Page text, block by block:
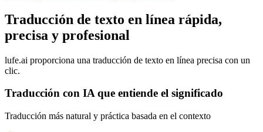
Traducción de texto en línea rápida,
precisa y profesional
lufe.ai proporciona una traducción de texto en línea precisa con un
clic.
Traducción con IA que entiende el significado
Traducción más natural y práctica basada en el contexto